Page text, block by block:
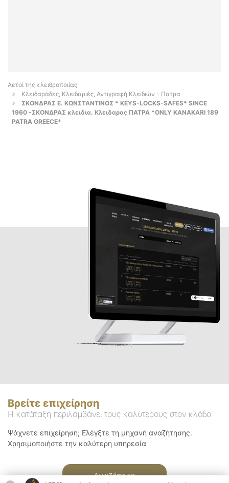
Αετοί της κλειθροποιίας
Κλειδαράδες, Κλειδαριές, Αντιγραφή Κλειδιών - Πατρα
ΣΚΟΝΔΡΑΣ Ε. ΚΩΝΣΤΑΝΤΙΝΟΣ * KEYS-LOCKS-SAFES* SINCE
1960 -ΣΚΟΝΔΡΑΣ κλειδια. Κλειδαρας ΠΑΤΡΑ *ONLY KANAKARI 189
PATRA GREECE*
Βρείτε επιχείρηση
Η κατάταξη περιλαμβάνει τους καλύτερους στον κλάδο
Ψάχνετε επιχείρηση; Ελέγξτε τη μηχανή αναζήτησης.
Χρησιμοποιήστε την καλύτερη υπηρεσία
Αναζήτηση